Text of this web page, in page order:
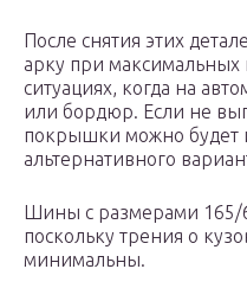
После снятия этих
арку при максимальных
ситуациях, когда на
или бордюр. Если не
покрышки можно будет
альтернативного
Шины с размерами 165/
поскольку трения о
минимальны.